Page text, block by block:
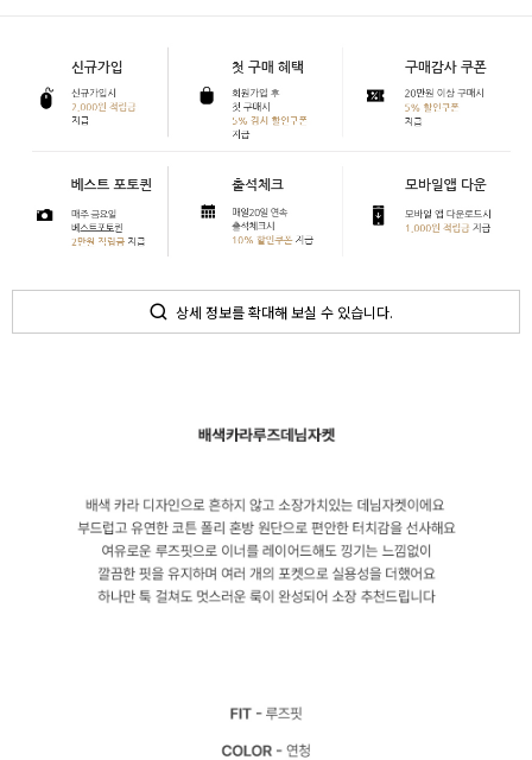
상세 정보를 확대해 보실 수 있습니다.